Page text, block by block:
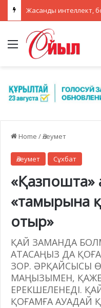
Menu
Home /Әлеумет
Әлеумет Сұхбат
«Қазпошта»
«тамырына
отыр»
ҚАЙ ЗАМАНДА
АТАСАҢЫЗ ДА
ЗОР. ӘРҚАЙСЫСЫ
МАҢЫЗЫМЕН,
ЕРЕКШЕЛЕНЕДІ.
ҚОҒАМҒА АУАДАЙ